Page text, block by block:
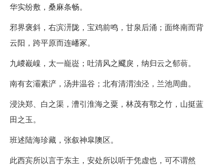
华实纷敷，桑麻条畅。
邪界褒斜，右滨汧陇，宝鸡前鸣，甘泉后涌；面终南而背
云阳，跨平原而连嶓冢。
九嵕嶻嵲，太一巃嵸；吐清风之飂戾，纳归云之郁蓊。
南有玄灞素浐，汤井温谷；北有清渭浊泾，兰池周曲。
浸決郑、白之渠，漕引淮海之粟，林茂有鄠之竹，山挺蓝
田之玉。
班述陆海珍藏，张叙神皐隩区。
此西宾所以言于东主，安处所以听于凭虚也，可不谓然